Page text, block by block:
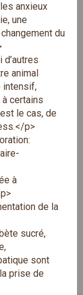
anxieux
une
du
animal
intensif,
certains
le cas, de
p>
à
de la
sucré,
sont
prise de